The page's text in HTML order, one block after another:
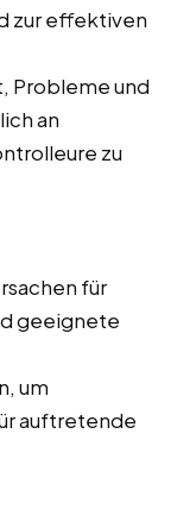
zur effektiven
Probleme und
an
zu
für
geeignete
um
auftretende